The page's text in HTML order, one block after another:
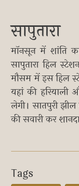
सापुतारा
मॉनसून में शांति
सापुतारा हिल
मौसम में इस हिल
यहां की
लेगी। सातपुरी
की सवारी कर
Tags